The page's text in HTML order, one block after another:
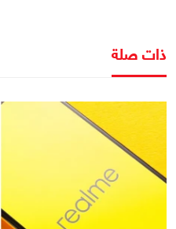
ذات صلة